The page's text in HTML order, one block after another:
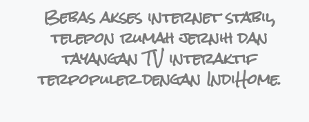
Bebas akses internet stabil,
telepon rumah jernih dan
tayangan TV interaktif
terpopuler dengan IndiHome.